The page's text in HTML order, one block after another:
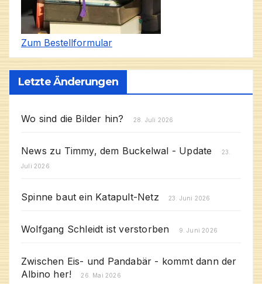
Zum Bestellformular
Letzte Änderungen
Wo sind die Bilder hin? 28. Juli 2026
News zu Timmy, dem Buckelwal - Update
23.
Juli 2026
Spinne baut ein Katapult-Netz 23. Juni 2026
Wolfgang Schleidt ist verstorben 9. Juni 2026
Zwischen Eis- und Pandabär - kommt dann der
Albino her!
26. Mai 2026